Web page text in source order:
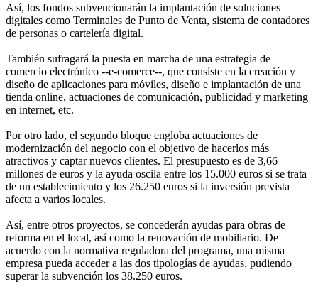
Así, los fondos subvencionarán la implantación de soluciones
digitales como Terminales de Punto de Venta, sistema de contadores
de personas o cartelería digital.
También sufragará la puesta en marcha de una estrategia de
comercio electrónico --e-comerce--, que consiste en la creación y
diseño de aplicaciones para móviles, diseño e implantación de una
tienda online, actuaciones de comunicación, publicidad y marketing
en internet, etc.
Por otro lado, el segundo bloque engloba actuaciones de
modernización del negocio con el objetivo de hacerlos más
atractivos y captar nuevos clientes. El presupuesto es de 3,66
millones de euros y la ayuda oscila entre los 15.000 euros si se trata
de un establecimiento y los 26.250 euros si la inversión prevista
afecta a varios locales.
Así, entre otros proyectos, se concederán ayudas para obras de
reforma en el local, así como la renovación de mobiliario. De
acuerdo con la normativa reguladora del programa, una misma
empresa pueda acceder a las dos tipologías de ayudas, pudiendo
superar la subvención los 38.250 euros.